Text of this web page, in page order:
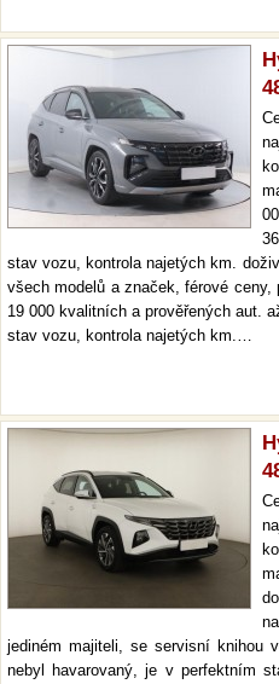
stav vozu, kontrola najetých km.
všech modelů a značek, férové
19 000 kvalitních a prověřených aut.
stav vozu, kontrola najetých km.…
jediném majiteli, se servisní knihou
nebyl havarovaný, je v perfektním